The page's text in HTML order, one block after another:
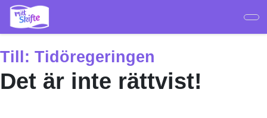
Hoppa
huvudinnehåll
Till: Tidöregeringen
Det är inte rättvist!